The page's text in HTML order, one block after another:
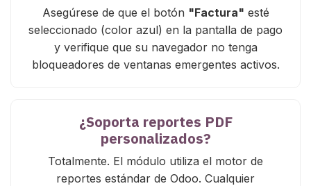
Asegúrese de que el botón "Factura" esté
seleccionado (color azul) en la pantalla de pago
y verifique que su navegador no tenga
bloqueadores de ventanas emergentes activos.
¿Soporta reportes PDF
personalizados?
Totalmente. El módulo utiliza el motor de
reportes estándar de Odoo. Cualquier